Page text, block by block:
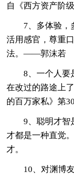
自《西方资产阶
7、多体验，
活用感官，尊重
法。——郭沫若
8、一个人要
在改过的路途上
的百万家私》第
9、聪明才智
才都是一种直觉
才。
10、对渊博